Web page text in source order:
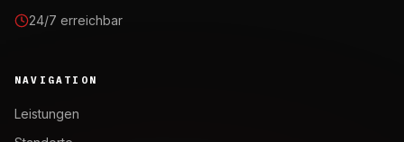
24/7 erreichbar
NAVIGATION
Leistungen